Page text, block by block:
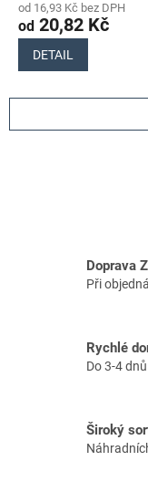
od 16,93 Kč bez DPH
od 20,82 Kč
DETAIL
Doprava
Při
Rychlé
Do 3-4
Široký